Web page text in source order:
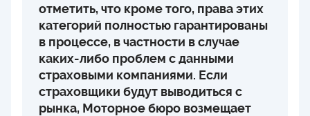
отметить, что кроме того, права этих
категорий полностью гарантированы
в процессе, в частности в случае
каких-либо проблем с данными
страховыми компаниями. Если
страховщики будут выводиться с
рынка, Моторное бюро возмещает